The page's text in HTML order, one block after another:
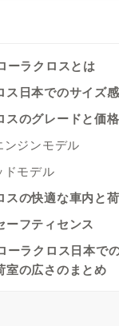
ーラクロスとは
ス日本でのサイズ
スのグレードと価
ンジンモデル
ドモデル
スの快適な車内と
ーフティセンス
ーラクロス日本で
室の広さのまとめ